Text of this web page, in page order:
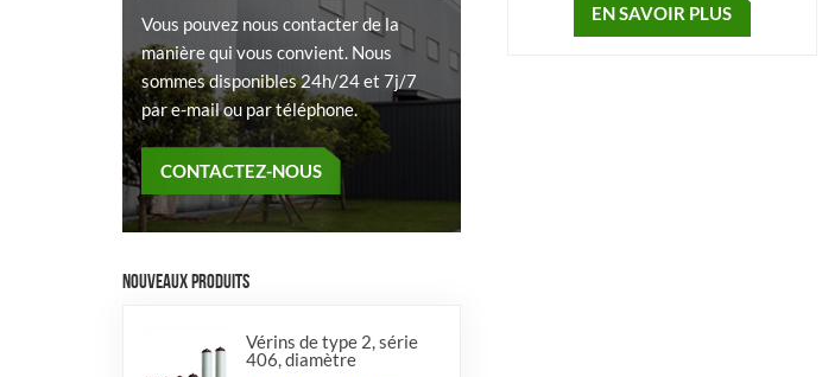
Vous pouvez nous contacter de la
manière qui vous convient. Nous
sommes disponibles 24h/24 et 7j/7
par e-mail ou par téléphone.
CONTACTEZ-NOUS
NOUVEAUX PRODUITS
Vérins de type 2, série
406, diamètre
EN SAVOIR PLUS